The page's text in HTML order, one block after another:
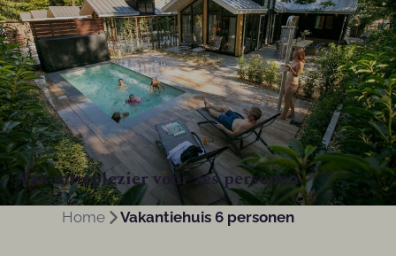
Vakantieplezier voor zes personen
Home Vakantiehuis 6 personen